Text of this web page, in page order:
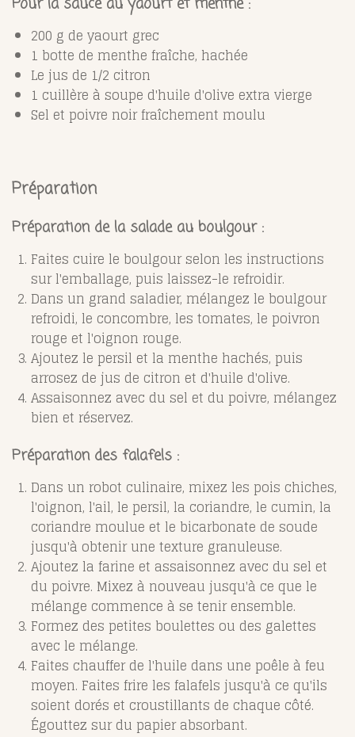
200 g de yaourt grec
1 botte de menthe fraîche, hachée
Le jus de 1/2 citron
1 cuillère à soupe d'huile d'olive extra vierge
Sel et poivre noir fraîchement moulu
Préparation
Préparation de la salade au boulgour :
Faites cuire le boulgour selon les instructions
sur l'emballage, puis laissez-le refroidir.
Dans un grand saladier, mélangez le boulgour
refroidi, le concombre, les tomates, le poivron
rouge et l'oignon rouge.
Ajoutez le persil et la menthe hachés, puis
arrosez de jus de citron et d'huile d'olive.
Assaisonnez avec du sel et du poivre, mélangez
bien et réservez.
Préparation des falafels :
Dans un robot culinaire, mixez les pois chiches,
l'oignon, l'ail, le persil, la coriandre, le cumin, la
coriandre moulue et le bicarbonate de soude
jusqu'à obtenir une texture granuleuse.
Ajoutez la farine et assaisonnez avec du sel et
du poivre. Mixez à nouveau jusqu'à ce que le
mélange commence à se tenir ensemble.
Formez des petites boulettes ou des galettes
avec le mélange.
Faites chauffer de l'huile dans une poêle à feu
moyen. Faites frire les falafels jusqu'à ce qu'ils
soient dorés et croustillants de chaque côté.
Égouttez sur du papier absorbant.